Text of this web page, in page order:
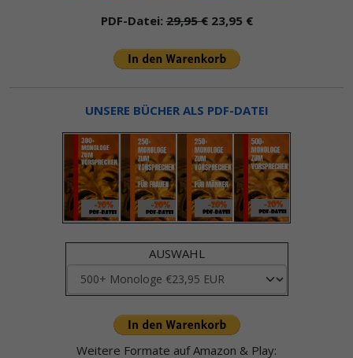
PDF-Datei:29,95 €23,95 €
UNSERE BÜCHER ALS PDF-DATEI
AUSWAHL
Weitere Formate auf Amazon & Play: